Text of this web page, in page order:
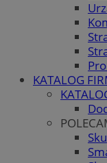
KATALOG